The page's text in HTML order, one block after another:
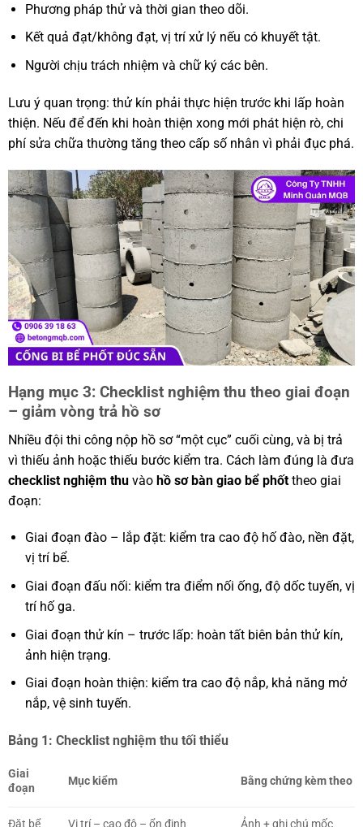
Phương pháp thử và thời gian theo dõi.
Kết quả đạt/không đạt, vị trí xử lý nếu có khuyết tật.
Người chịu trách nhiệm và chữ ký các bên.
Lưu ý quan trọng: thử kín phải thực hiện trước khi lấp hoàn
thiện. Nếu để đến khi hoàn thiện xong mới phát hiện rò, chi
phí sửa chữa thường tăng theo cấp số nhân vì phải đục phá.
Hạng mục 3: Checklist nghiệm thu theo giai đoạn
– giảm vòng trả hồ sơ
Nhiều đội thi công nộp hồ sơ “một cục” cuối cùng, và bị trả
vì thiếu ảnh hoặc thiếu bước kiểm tra. Cách làm đúng là đưa
checklist nghiệm thuvào hồ sơ bàn giao bể phốttheo giai
đoạn:
Giai đoạn đào – lắp đặt: kiểm tra cao độ hố đào, nền đặt,
vị trí bể.
Giai đoạn đấu nối: kiểm tra điểm nối ống, độ dốc tuyến, vị
trí hố ga.
Giai đoạn thử kín – trước lấp: hoàn tất biên bản thử kín,
ảnh hiện trạng.
Giai đoạn hoàn thiện: kiểm tra cao độ nắp, khả năng mở
nắp, vệ sinh tuyến.
Bảng 1: Checklist nghiệm thu tối thiểu
Giai
đoạn
Mục kiểm Bằng chứng kèm theo
Đặt bể Vị trí – cao độ – ổn định Ảnh + ghi chú mốc